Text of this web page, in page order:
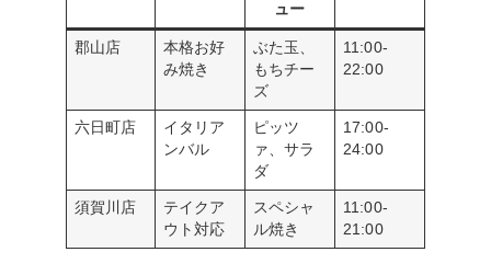
ュー
郡山店
本格お好
み焼き
ぶた玉、
もちチー
ズ
11:00-
22:00
六日町店
イタリア
ンバル
ピッツ
ァ、サラ
ダ
17:00-
24:00
須賀川店
テイクア
ウト対応
スペシャ
ル焼き
11:00-
21:00